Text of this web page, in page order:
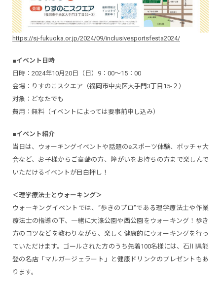
https://sj-fukuoka.or.jp/2024/09/inclusivesportsfesta2024/
■イベント日時
日時：2024年10月20日（日）9：00～15：00
会場： りすのこスクエア（福岡市中央区大手門3丁目15-２）
対象：どなたでも
費用：無料（イベントによっては要事前申し込み）
■イベント紹介
当日は、ウォーキングイベントや話題のeスポーツ体験、ボッチャ大
会など、お子様からご高齢の方、障がいをお持ちの方まで楽しんで
いただけるイベントが目白押し！
＜理学療法士とウォーキング＞
ウォーキングイベントでは、“歩きのプロ”である理学療法士や作業
療法士の指導の下、一緒に大濠公園や西公園をウォーキング！歩き
方のコツなどを教わりながら、楽しく健康的にウォーキングを行っ
ていただけます。ゴールされた方のうち先着100名様には、石川県能
登の名店「マルガージェラート」と健康ドリンクのプレゼントもあ
ります。